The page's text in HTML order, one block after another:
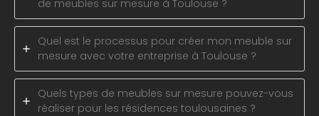
de meubles sur mesure à Toulouse ?
Quel est le processus pour créer mon meuble sur
mesure avec votre entreprise à Toulouse ?
Quels types de meubles sur mesure pouvez-vous
réaliser pour les résidences toulousaines ?